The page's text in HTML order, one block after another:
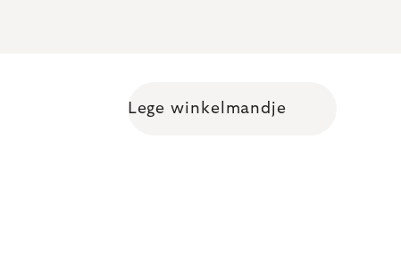
Shopping cart
Lege winkelmandje